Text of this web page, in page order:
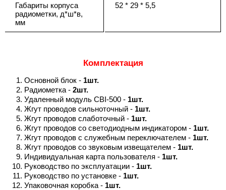
Габариты корпуса
радиометки, д*ш*в,
мм
52 * 29 * 5,5
Комплектация
Основной блок - 1шт.
Радиометка - 2шт.
Удаленный модуль CBI-500 - 1шт.
Жгут проводов сильноточный - 1шт.
Жгут проводов слаботочный - 1шт.
Жгут проводов со светодиодным индикатором - 1шт.
Жгут проводов с служебным переключателем - 1шт.
Жгут проводов со звуковым извещателем - 1шт.
Индивидуальная карта пользователя - 1шт.
Руководство по эксплуатации - 1шт.
Руководство по установке - 1шт.
Упаковочная коробка - 1шт.